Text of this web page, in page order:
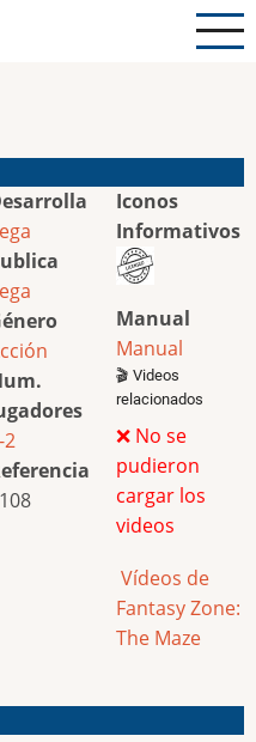
2
Iconos
Informativos
Manual
Manual
🎬 Videos
relacionados
❌ No se
pudieron
cargar los
videos
Vídeos de
Fantasy Zone:
The Maze